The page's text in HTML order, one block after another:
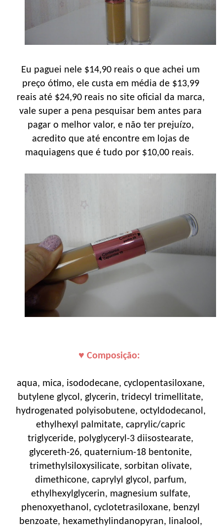
Eu paguei nele $14,90 reais o que achei um
preço ótimo, ele custa em média de $13,99
reais até $24,90 reais no site oficial da marca,
vale super a pena pesquisar bem antes para
pagar o melhor valor, e não ter prejuízo,
acredito que até encontre em lojas de
maquiagens que é tudo por $10,00 reais.
♥ Composição:
aqua, mica, isododecane, cyclopentasiloxane,
butylene glycol, glycerin, tridecyl trimellitate,
hydrogenated polyisobutene, octyldodecanol,
ethylhexyl palmitate, caprylic/capric
triglyceride, polyglyceryl-3 diisostearate,
glycereth-26, quaternium-18 bentonite,
trimethylsiloxysilicate, sorbitan olivate,
dimethicone, caprylyl glycol, parfum,
ethylhexylglycerin, magnesium sulfate,
phenoxyethanol, cyclotetrasiloxane, benzyl
benzoate, hexamethylindanopyran, linalool,